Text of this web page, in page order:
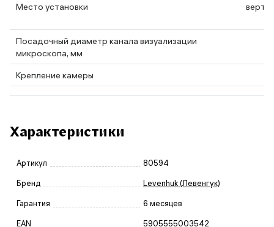
Место установки
Посадочный диаметр канала визуализации
микроскопа, мм
Крепление камеры
Характеристики
Артикул 80594
Бренд Levenhuk (Левенгук)
Гарантия 6 месяцев
EAN 5905555003542